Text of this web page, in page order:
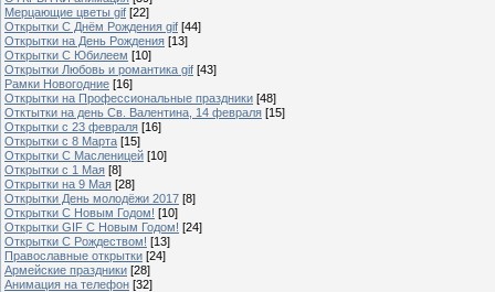
Мерцающие цветы gif [22]
Открытки С Днём Рождения gif [44]
Открытки на День Рождения [13]
Открытки С Юбилеем [10]
Открытки Любовь и романтика gif [43]
Рамки Новогодние [16]
Открытки на Профессиональные праздники [48]
Отктытки на день Св. Валентина, 14 февраля [15]
Открытки с 23 февраля [16]
Открытки с 8 Марта [15]
Открытки С Масленицей [10]
Открытки с 1 Мая [8]
Открытки на 9 Мая [28]
Открытки День молодёжи 2017 [8]
Открытки С Новым Годом! [10]
Открытки GIF С Новым Годом! [24]
Открытки С Рождеством! [13]
Православные открытки [24]
Армейские праздники [28]
Анимация на телефон [32]